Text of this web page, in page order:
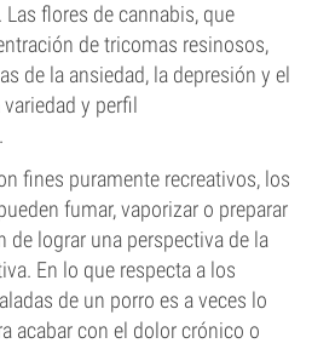
flores de cannabis, que
de tricomas resinosos,
de la ansiedad, la depresión y el
y perfil
fines puramente recreativos, los
fumar, vaporizar o preparar
lograr una perspectiva de la
En lo que respecta a los
de un porro es a veces lo
acabar con el dolor crónico o